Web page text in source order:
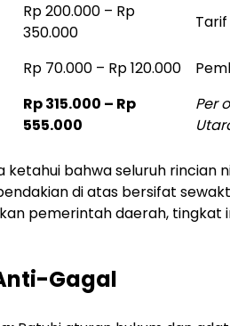
Rp 200.000 – Rp
350.000
Rp 70.000 – Rp 120.000
Rp 315.000 – Rp
555.000
Per
ketahui bahwa seluruh rincian
di atas bersifat
pemerintah daerah, tingkat
Gagal